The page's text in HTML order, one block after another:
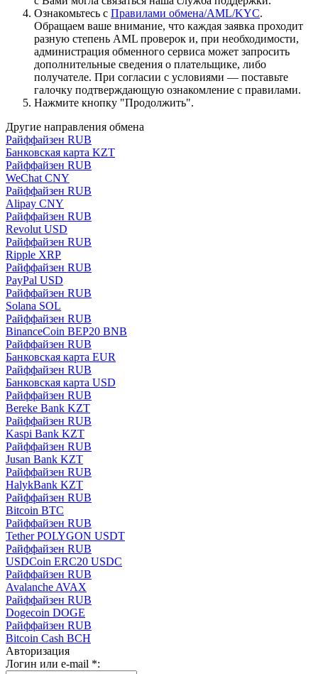
Ознакомьтесь с Правилами обмена/AML/KYC.
Обращаем ваше внимание, что каждая заявка проходит
разную степень AML проверок и, при необходимости,
администрация обменного сервиса может запросить
дополнительные сведения о плательщике, либо
получателе. При согласии с условиями — поставьте
галочку подтверждающую ознакомление с правилами.
Нажмите кнопку "Продолжить".
Другие направления обмена
Райффайзен RUB
Банковская карта KZT
Райффайзен RUB
WeChat CNY
Райффайзен RUB
Alipay CNY
Райффайзен RUB
Revolut USD
Райффайзен RUB
Ripple XRP
Райффайзен RUB
PayPal USD
Райффайзен RUB
Solana SOL
Райффайзен RUB
BinanceCoin BEP20 BNB
Райффайзен RUB
Банковская карта EUR
Райффайзен RUB
Банковская карта USD
Райффайзен RUB
Bereke Bank KZT
Райффайзен RUB
Kaspi Bank KZT
Райффайзен RUB
Jusan Bank KZT
Райффайзен RUB
HalykBank KZT
Райффайзен RUB
Bitcoin BTC
Райффайзен RUB
Tether POLYGON USDT
Райффайзен RUB
USDCoin ERC20 USDC
Райффайзен RUB
Avalanche AVAX
Райффайзен RUB
Dogecoin DOGE
Райффайзен RUB
Bitcoin Cash BCH
Авторизация
Логин или e-mail *: